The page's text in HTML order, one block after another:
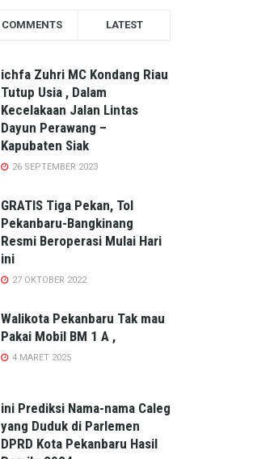
COMMENTS LATEST
ichfa Zuhri MC Kondang Riau
Tutup Usia , Dalam
Kecelakaan Jalan Lintas
Dayun Perawang –
Kapubaten Siak
26 SEPTEMBER 2023
GRATIS Tiga Pekan, Tol
Pekanbaru-Bangkinang
Resmi Beroperasi Mulai Hari
ini
27 OKTOBER 2022
Walikota Pekanbaru Tak mau
Pakai Mobil BM 1 A ,
4 MARET 2025
ini Prediksi Nama-nama Caleg
yang Duduk di Parlemen
DPRD Kota Pekanbaru Hasil